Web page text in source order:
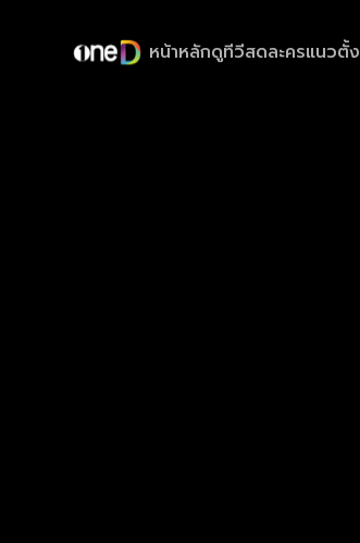
หน้าหลักดูทีวีสดละครแนวตั้ง